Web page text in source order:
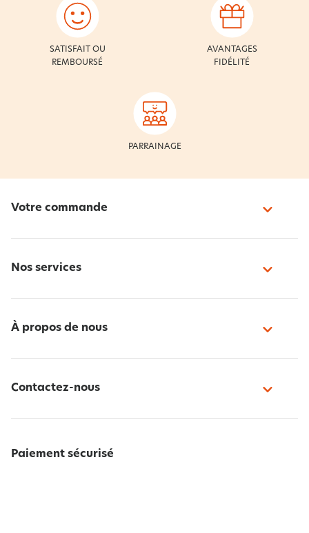
SATISFAIT OU
REMBOURSÉ
AVANTAGES
FIDÉLITÉ
PARRAINAGE
Votre commande
Nos services
À propos de nous
Contactez-nous
Paiement sécurisé